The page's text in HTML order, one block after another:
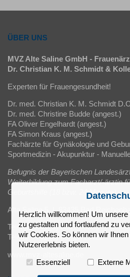
ÜBER UNS
MVZ Alte Saline GmbH -
Dr. Christian K. M. Schmidt &
Experten für Frauengesundheit!
Dr. med. Christian K. M. Schmidt
Dr. med. Christine Budde (angest.)
FA Oliver Engelhardt (angest.)
FA Simon Kraus (angest.)
Fachärzte für Gynäkologie und
Sportmedizin - Akupunktur -
Befugnis der Bayerischen
Weiterbildung zum Facharzt/-ärztin
Geburtshilfe (18 bzw. 24 Monate)
Alte Saline 5 | 83435 Bad
Telefon: +49 (0) 8651-63066
Telefax: +49 (0) 8651-710422
www.mvz-altesaline.de
Herzlich willkommen! Um unsere
zu gestalten und fortlaufend zu
wir Cookies. So können wir
Nutzererlebnis bieten.
Essenziell Externe